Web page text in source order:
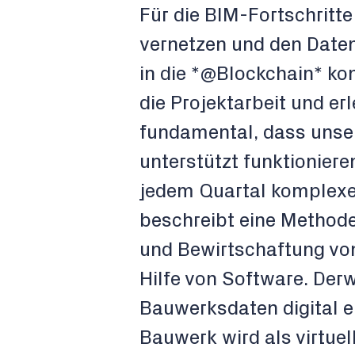
Für die BIM-
vernetzen und den
in die *@Blockchain*
die Projektarbeit und
fundamental, dass
unterstützt
jedem Quartal
beschreibt eine
und Bewirtschaftung
Hilfe von Software.
Bauwerksdaten digital
Bauwerk wird als